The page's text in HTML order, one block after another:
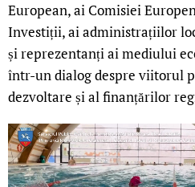
European, ai Comisiei
Investiții, ai administrațiilor
și reprezentanți ai mediului
într-un dialog despre viitorul
dezvoltare și al finanțărilor